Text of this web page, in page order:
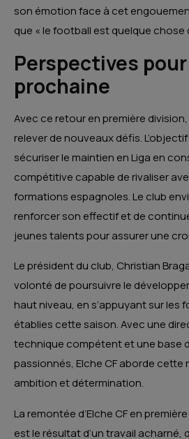
son émotion face à cet
que « le football est quelque chose
Perspectives
prochaine
Avec ce retour en première division,
relever de nouveaux défis.
sécuriser le maintien en Liga en
compétitive capable de rivaliser
formations espagnoles. Le club
renforcer son effectif et de
jeunes talents pour assurer une
Le président du club, Christian
volonté de poursuivre le
haut niveau, en s’appuyant sur les
établies cette saison.Avec une
technique compétent et une base
passionnés, Elche CF aborde cette
ambition et détermination.
La remontée d’Elche CF en
est le résultat d’un travail acharné,